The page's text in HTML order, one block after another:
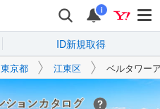
i
ID新規取得
東京都 江東区 ベルタワー
Yahoo!不動産